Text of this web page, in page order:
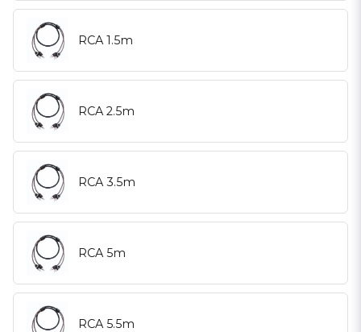
RCA 1.5m
RCA 2.5m
RCA 3.5m
RCA 5m
RCA 5.5m